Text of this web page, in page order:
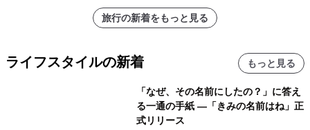
旅行の新着をもっと見る
ライフスタイルの新着 もっと見る
「なぜ、その名前にしたの？」に答え
る一通の手紙 ―「きみの名前はね」正
式リリース